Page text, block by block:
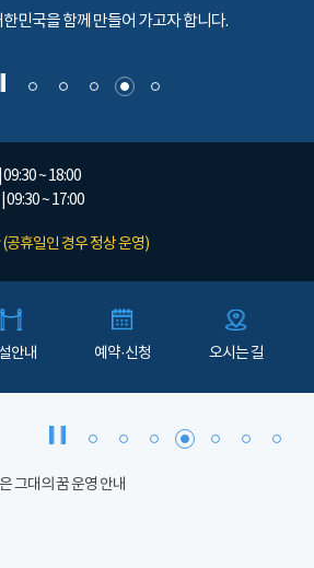
민국을 함께 만들어 가고자 합니다.
| 09:30 ~ 18:00
| 09:30 ~ 17:00
공휴일인 경우 정상 운영)
안내 예약·신청 오시는 길